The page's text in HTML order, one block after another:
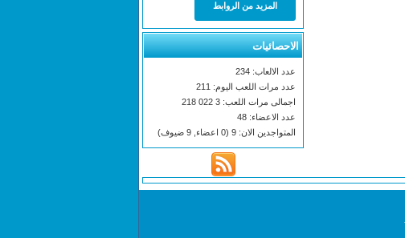
المزيد من الروابط
الاحصائيات
عدد الالعاب: 234
عدد مرات اللعب اليوم: 211
اجمالى مرات اللعب: 3 022 218
عدد الاعضاء: 48
المتواجدين الان: 9 (0 اعضاء, 9 ضيوف)